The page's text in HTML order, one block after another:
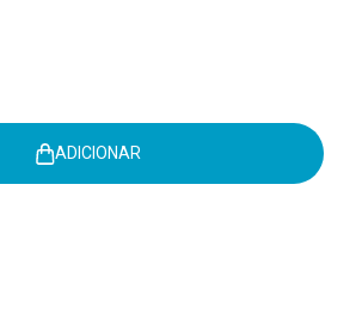
ADICIONAR